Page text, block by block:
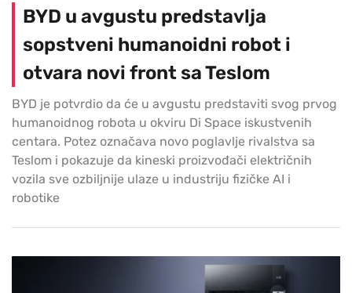
BYD u avgustu predstavlja
sopstveni humanoidni robot i
otvara novi front sa Teslom
BYD je potvrdio da će u avgustu predstaviti svog prvog
humanoidnog robota u okviru Di Space iskustvenih
centara. Potez označava novo poglavlje rivalstva sa
Teslom i pokazuje da kineski proizvođači električnih
vozila sve ozbiljnije ulaze u industriju fizičke AI i
robotike